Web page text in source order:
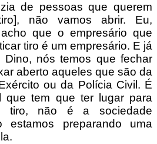
de pessoas que querem
não vamos abrir. Eu,
que o empresário que
tiro é um empresário. E já
nós temos que fechar
aberto aqueles que são da
ou da Polícia Civil. É
que tem que ter lugar para
tiro, não é a sociedade
estamos preparando uma